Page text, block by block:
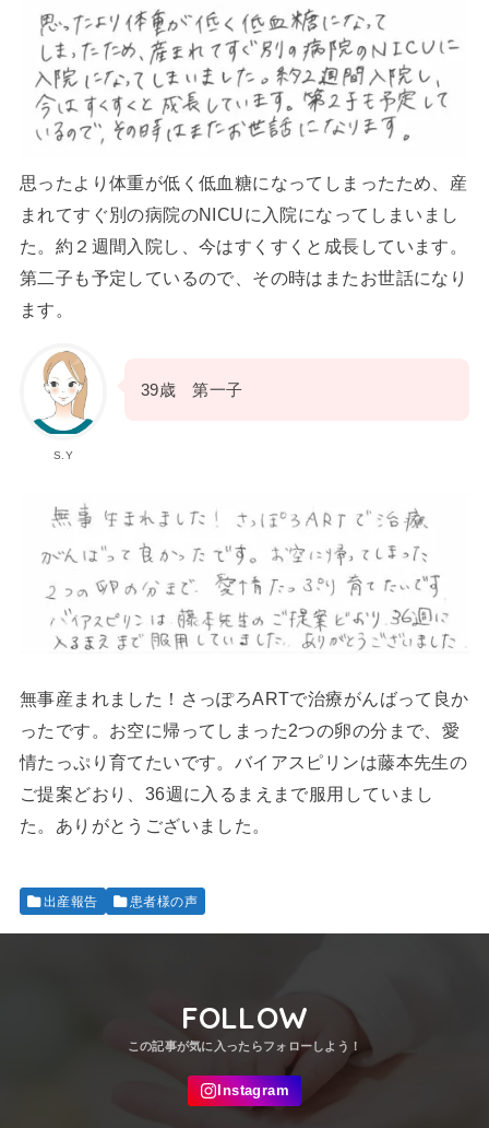
思ったより体重が低く低血糖になってしまったため、産
まれてすぐ別の病院のNICUに入院になってしまいまし
た。約２週間入院し、今はすくすくと成長しています。
第二子も予定しているので、その時はまたお世話になり
ます。
S.Y
39歳 第一子
無事産まれました！さっぽろARTで治療がんばって良か
ったです。お空に帰ってしまった2つの卵の分まで、愛
情たっぷり育てたいです。バイアスピリンは藤本先生の
ご提案どおり、36週に入るまえまで服用していまし
た。ありがとうございました。
出産報告 患者様の声
FOLLOW